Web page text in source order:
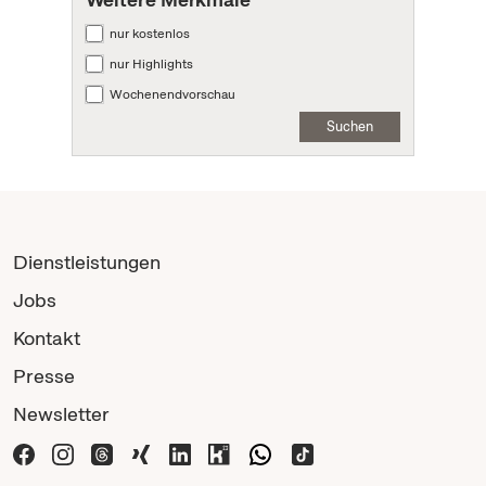
nur kostenlos
nur Highlights
Wochenendvorschau
Suchen
Dienstleistungen
Jobs
Kontakt
Presse
Newsletter